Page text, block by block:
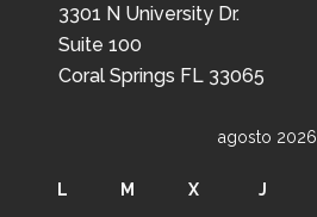
3301 N University Dr.
Suite 100
Coral Springs FL 33065
agosto 2026
L M X J